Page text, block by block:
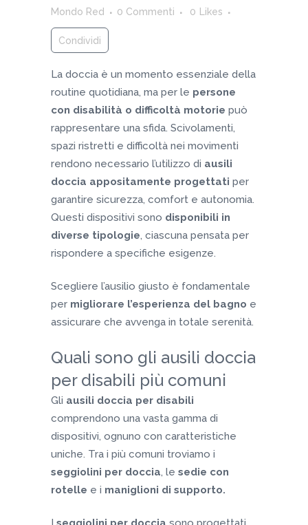
Mondo Red
0 Commenti 0 Likes
Condividi
La doccia è un momento essenziale della
routine quotidiana, ma per le persone
con disabilità o difficoltà motorie può
rappresentare una sfida. Scivolamenti,
spazi ristretti e difficoltà nei movimenti
rendono necessario l’utilizzo di ausili
doccia appositamente progettati per
garantire sicurezza, comfort e autonomia.
Questi dispositivi sono disponibili in
diverse tipologie, ciascuna pensata per
rispondere a specifiche esigenze.
Scegliere l’ausilio giusto è fondamentale
per migliorare l’esperienza del bagno e
assicurare che avvenga in totale serenità.
Quali sono gli ausili doccia
per disabili più comuni
Gli ausili doccia per disabili
comprendono una vasta gamma di
dispositivi, ognuno con caratteristiche
uniche. Tra i più comuni troviamo i
seggiolini per doccia, le sedie con
rotelle e i maniglioni di supporto.